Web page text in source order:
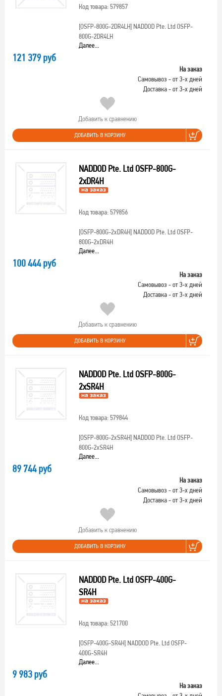
Код товара: 579857
[OSFP-800G-2DR4LH]NADDOD Pte. Ltd OSFP-
800G-2DR4LH
Далее...
121 379 руб
На заказ
Самовывоз - от 3-х дней
Доставка - от 3-х дней
Добавить к сравнению
ДОБАВИТЬ В КОРЗИНУ
NADDOD Pte. Ltd OSFP-800G-
2xDR4H
Код товара: 579856
[OSFP-800G-2xDR4H]NADDOD Pte. Ltd OSFP-
800G-2xDR4H
Далее...
100 444 руб
На заказ
Самовывоз - от 3-х дней
Доставка - от 3-х дней
Добавить к сравнению
ДОБАВИТЬ В КОРЗИНУ
NADDOD Pte. Ltd OSFP-800G-
2xSR4H
Код товара: 579844
[OSFP-800G-2xSR4H]NADDOD Pte. Ltd OSFP-
800G-2xSR4H
Далее...
89 744 руб
На заказ
Самовывоз - от 3-х дней
Доставка - от 3-х дней
Добавить к сравнению
ДОБАВИТЬ В КОРЗИНУ
NADDOD Pte. Ltd OSFP-400G-
SR4H
Код товара: 521700
[OSFP-400G-SR4H]NADDOD Pte. Ltd OSFP-
400G-SR4H
Далее...
9 983 руб
На заказ